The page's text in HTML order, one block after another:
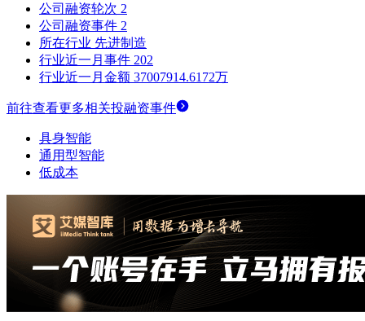
公司融资轮次 2
公司融资事件 2
所在行业 先进制造
行业近一月事件 202
行业近一月金额 37007914.6172万
前往查看更多相关投融资事件
具身智能
通用型智能
低成本